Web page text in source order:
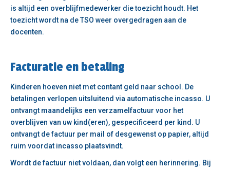
is altijd een overblijfmedewerker die toezicht houdt. Het
toezicht wordt na de TSO weer overgedragen aan de
docenten.
Facturatie en betaling
Kinderen hoeven niet met contant geld naar school. De
betalingen verlopen uitsluitend via automatische incasso. U
ontvangt maandelijks een verzamelfactuur voor het
overblijven van uw kind(eren), gespecificeerd per kind. U
ontvangt de factuur per mail of desgewenst op papier, altijd
ruim voordat incasso plaatsvindt.
Wordt de factuur niet voldaan, dan volgt een herinnering. Bij